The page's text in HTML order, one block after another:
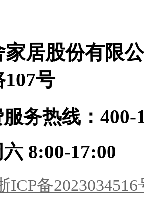
需定制，收纳无死角顶墙门柜同色
同工：从设计到安装，30天焕新理
色。茶室：半卷竹帘，一方茶席。
9A木墙板作底，枯木插花，心境如
风雅。木香与纸香交融，此处心安
是吾乡。·儿童房·男孩房与女孩房
蓝配色，几何块面勾勒童趣。整装
同系，健康守护，天真自有其色。
居。一室风雅，一生心安。
家居股份有限
107号
务热线：400-
8:00-17:00
ICP备2023034516